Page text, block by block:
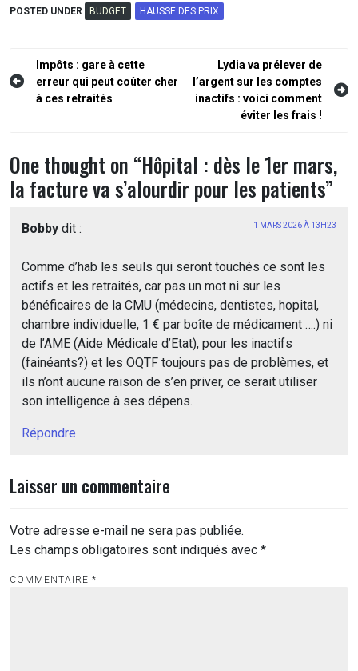
POSTED UNDER BUDGET HAUSSE DES PRIX
Navigation
de
Impôts : gare à cette
erreur qui peut coûter cher
à ces retraités
Lydia va prélever de
l’argent sur les comptes
inactifs : voici comment
éviter les frais !
One thought on “Hôpital : dès le 1er mars,
la facture va s’alourdir pour les patients”
Bobby dit : 1 MARS 2026 À 13H23
Comme d’hab les seuls qui seront touchés ce sont les
actifs et les retraités, car pas un mot ni sur les
bénéficaires de la CMU (médecins, dentistes, hopital,
chambre individuelle, 1 € par boîte de médicament ….) ni
de l’AME (Aide Médicale d’Etat), pour les inactifs
(fainéants?) et les OQTF toujours pas de problèmes, et
ils n’ont aucune raison de s’en priver, ce serait utiliser
son intelligence à ses dépens.
Répondre
Laisser un commentaire
Votre adresse e-mail ne sera pas publiée.
Les champs obligatoires sont indiqués avec *
COMMENTAIRE *